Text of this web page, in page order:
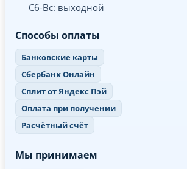
Сб-Вс: выходной
Способы оплаты
Банковские карты
Сбербанк Онлайн
Сплит от Яндекс Пэй
Оплата при получении
Расчётный счёт
Мы принимаем